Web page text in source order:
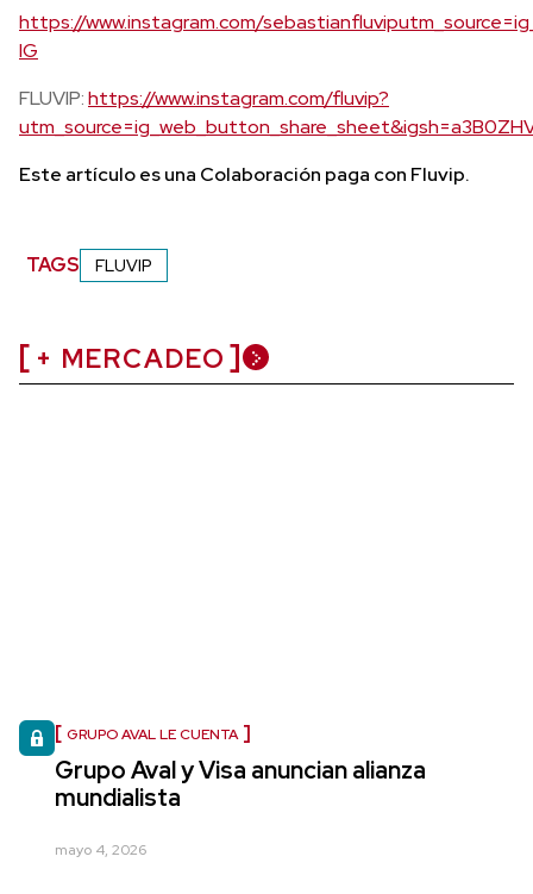
https://www.instagram.com/
IG
FLUVIP:https://www.instagram.com/fluvip?
Este artículo es una Colaboración paga con Fluvip.
TAGS FLUVIP
+ MERCADEO
GRUPO AVAL LE CUENTA
Grupo Aval y Visa anuncian alianza
mundialista
mayo 4, 2026